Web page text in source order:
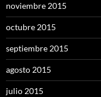
noviembre 2015
octubre 2015
septiembre 2015
agosto 2015
julio 2015